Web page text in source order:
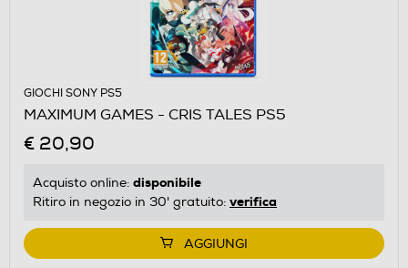
GIOCHI SONY PS5
MAXIMUM GAMES - CRIS TALES PS5
€ 20,90
Acquisto online: disponibile
Ritiro in negozio in 30' gratuito: verifica
AGGIUNGI